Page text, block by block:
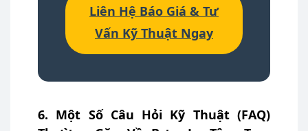
Liên Hệ Báo Giá & Tư
Vấn Kỹ Thuật Ngay
6. Một Số Câu Hỏi Kỹ Thuật (FAQ)